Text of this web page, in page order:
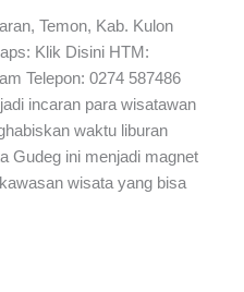
Temon, Kab. Kulon
Klik Disini HTM:
Telepon: 0274 587486
incaran para wisatawan
waktu liburan
Gudeg ini menjadi magnet
wisata yang bisa